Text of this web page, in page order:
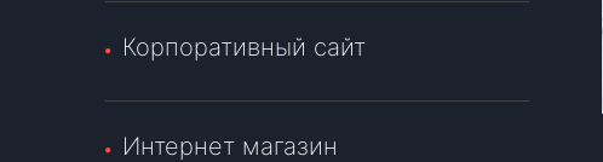
Корпоративный сайт
Интернет магазин